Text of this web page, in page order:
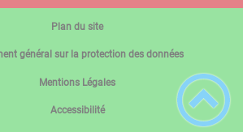
Plan du site
général sur la protection des données
Mentions Légales
Accessibilité